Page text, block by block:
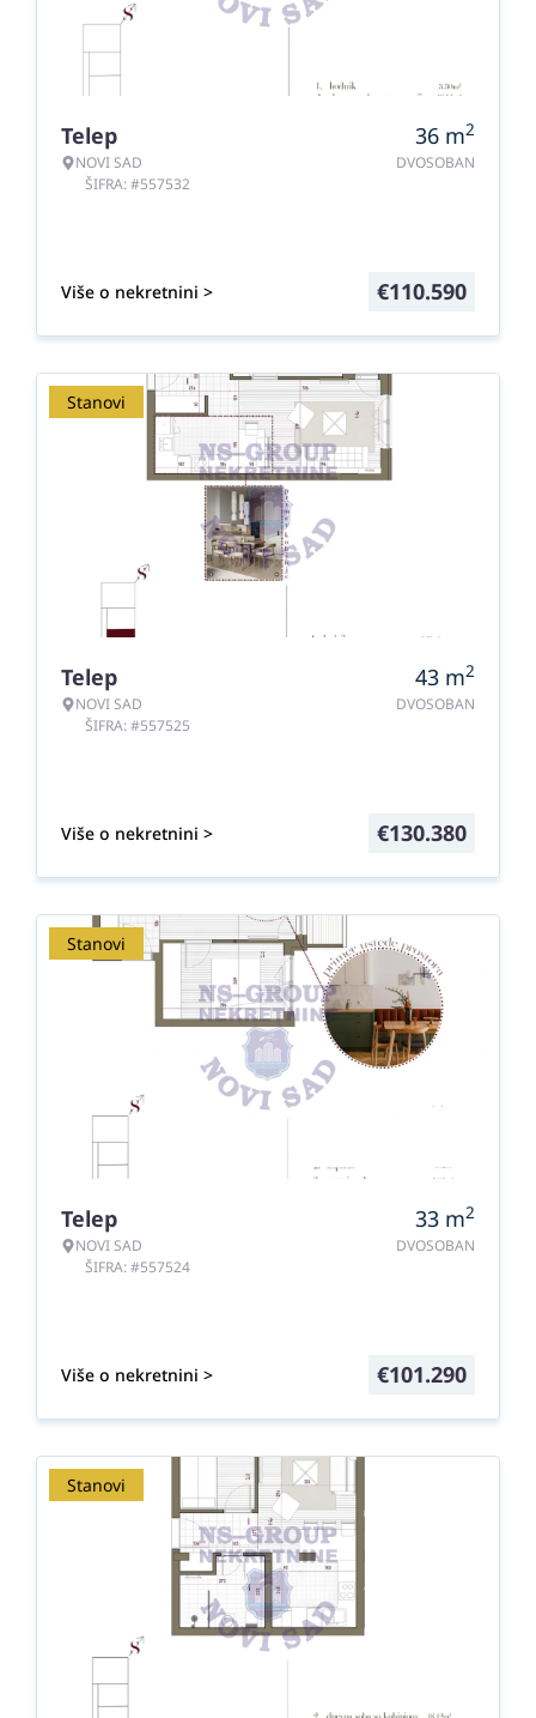
Telep
NOVI SAD
ŠIFRA: #557532
36 m2
DVOSOBAN
Više o nekretnini > €110.590
Stanovi
Telep
NOVI SAD
ŠIFRA: #557525
43 m2
DVOSOBAN
Više o nekretnini > €130.380
Stanovi
Telep
NOVI SAD
ŠIFRA: #557524
33 m2
DVOSOBAN
Više o nekretnini > €101.290
Stanovi